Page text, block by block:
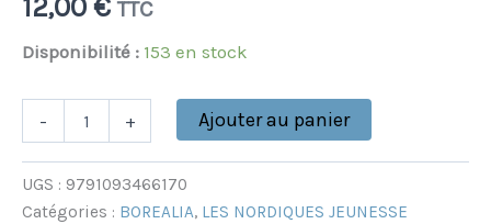
12,00 € TTC
Disponibilité : 153 en stock
- + Ajouter au panier
UGS : 9791093466170
Catégories : BOREALIA, LES NORDIQUES JEUNESSE